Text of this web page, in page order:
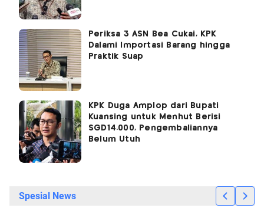
Periksa 3 ASN Bea Cukai, KPK
Dalami Importasi Barang hingga
Praktik Suap
KPK Duga Amplop dari Bupati
Kuansing untuk Menhut Berisi
SGD14.000, Pengembaliannya
Belum Utuh